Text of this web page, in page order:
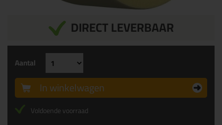
DIRECT LEVERBAAR
Aantal
In winkelwagen
Voldoende voorraad